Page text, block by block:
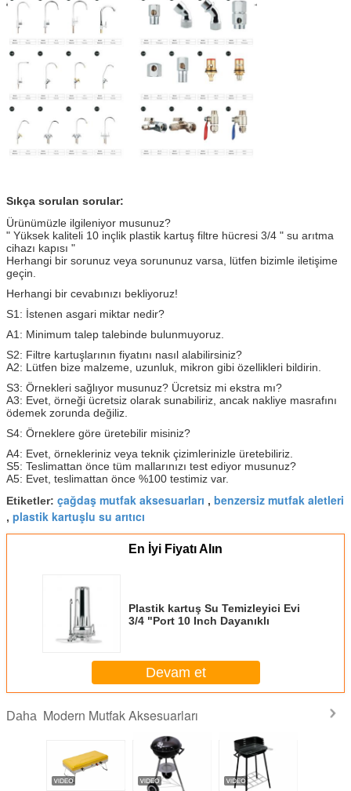
Sıkça sorulan sorular:
Ürünümüzle ilgileniyor musunuz?
" Yüksek kaliteli 10 inçlik plastik kartuş filtre hücresi 3/4 " su arıtma
cihazı kapısı "
Herhangi bir sorunuz veya sorununuz varsa, lütfen bizimle iletişime
geçin.
Herhangi bir cevabınızı bekliyoruz!
S1: İstenen asgari miktar nedir?
A1: Minimum talep talebinde bulunmuyoruz.
S2: Filtre kartuşlarının fiyatını nasıl alabilirsiniz?
A2: Lütfen bize malzeme, uzunluk, mikron gibi özellikleri bildirin.
S3: Örnekleri sağlıyor musunuz? Ücretsiz mi ekstra mı?
A3: Evet, örneği ücretsiz olarak sunabiliriz, ancak nakliye masrafını
ödemek zorunda değiliz.
S4: Örneklere göre üretebilir misiniz?
A4: Evet, örnekleriniz veya teknik çizimlerinizle üretebiliriz.
S5: Teslimattan önce tüm mallarınızı test ediyor musunuz?
A5: Evet, teslimattan önce %100 testimiz var.
Etiketler: çağdaş mutfak aksesuarları , benzersiz mutfak aletleri
, plastik kartuşlu su arıtıcı
En İyi Fiyatı Alın
Plastik kartuş Su Temizleyici Evi
3/4 "Port 10 Inch Dayanıklı
Devam et
Daha Modern Mutfak Aksesuarları